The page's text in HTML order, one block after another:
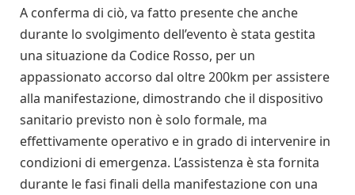
A conferma di ciò, va fatto presente che anche
durante lo svolgimento dell’evento è stata gestita
una situazione da Codice Rosso, per un
appassionato accorso dal oltre 200km per assistere
alla manifestazione, dimostrando che il dispositivo
sanitario previsto non è solo formale, ma
effettivamente operativo e in grado di intervenire in
condizioni di emergenza. L’assistenza è sta fornita
durante le fasi finali della manifestazione con una